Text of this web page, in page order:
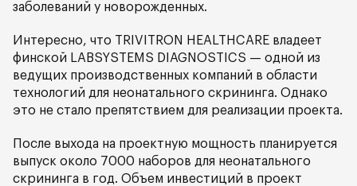
заболеваний у новорожденных.
Интересно, что TRIVITRON HEALTHCARE владеет
финской LABSYSTEMS DIAGNOSTICS — одной из
ведущих производственных компаний в области
технологий для неонатального скрининга. Однако
это не стало препятствием для реализации проекта.
После выхода на проектную мощность планируется
выпуск около 7000 наборов для неонатального
скрининга в год. Объем инвестиций в проект